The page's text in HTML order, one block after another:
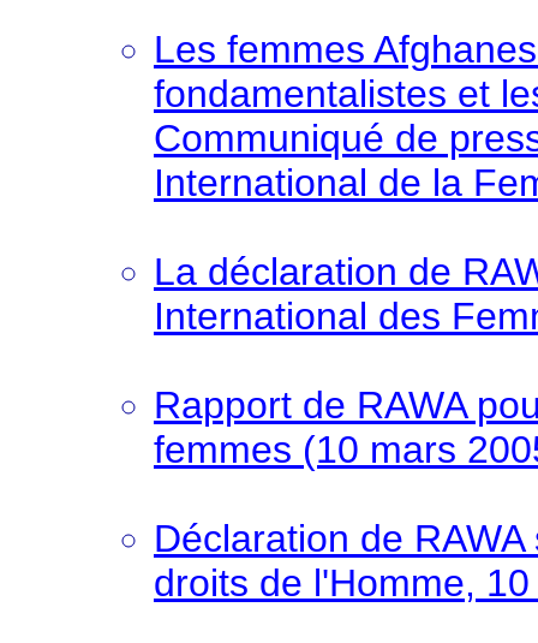
Les femmes
fondamentalistes et
Communiqué de
International de la
La déclaration de
International des
Rapport de RAWA
femmes (10 mars
Déclaration de
droits de l'Homme,